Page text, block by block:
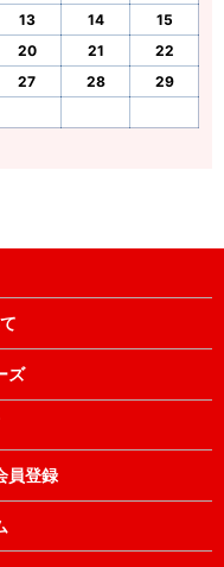
13 14
15
20 21
22
27 28
29
ズ
員登録